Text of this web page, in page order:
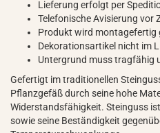
Lieferung erfolgt per
Telefonische Avisierung vor
Produkt wird montagefertig
Dekorationsartikel nicht im
Untergrund muss tragfähig
Gefertigt im traditionellen
Pflanzgefäß durch seine hohe
Widerstandsfähigkeit. Steinguss
sowie seine Beständigkeit